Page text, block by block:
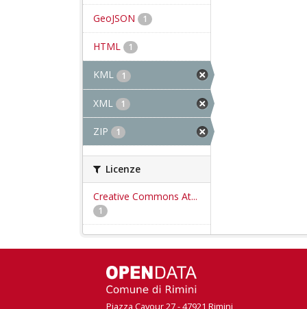
GeoJSON 1
HTML 1
KML 1
XML 1
ZIP 1
Licenze
Creative Commons At...
1
Piazza Cavour 27 - 47921 Rimini